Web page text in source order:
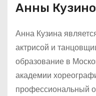
Анны
Анна Кузина
актрисой и
образование в
академии
профессиональный